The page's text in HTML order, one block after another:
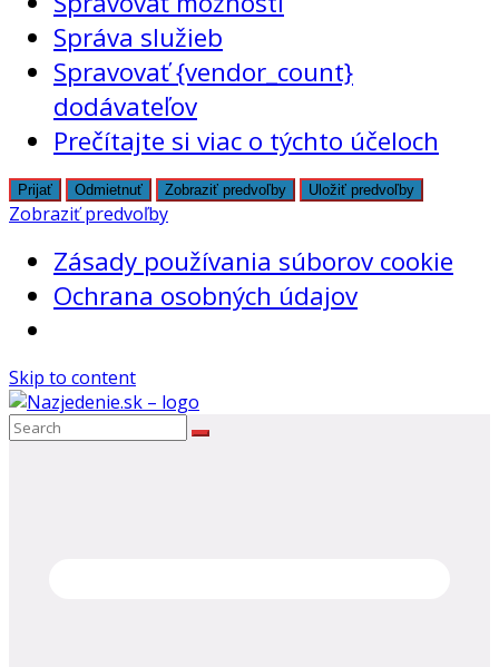
Správa služieb
Spravovať {vendor_count}
dodávateľov
Prečítajte si viac o týchto účeloch
Prijať Odmietnuť Zobraziť predvoľby Uložiť predvoľby
Zobraziť predvoľby
Zásady používania súborov cookie
Ochrana osobných údajov
Skip to content